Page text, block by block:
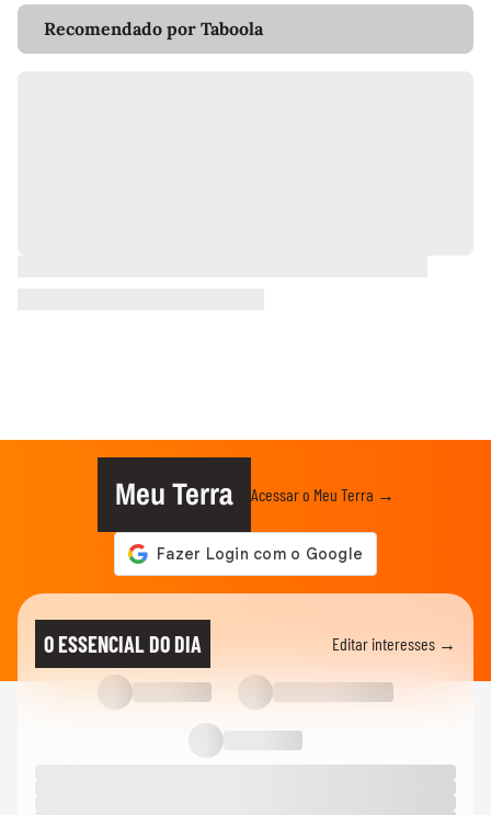
Recomendado por Taboola
Meu Terra Acessar o Meu Terra →
O ESSENCIAL DO DIA Editar interesses →